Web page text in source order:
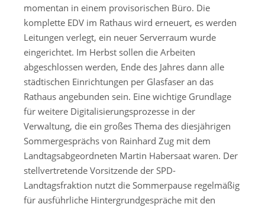
momentan in einem provisorischen Büro. Die
komplette EDV im Rathaus wird erneuert, es werden
Leitungen verlegt, ein neuer Serverraum wurde
eingerichtet. Im Herbst sollen die Arbeiten
abgeschlossen werden, Ende des Jahres dann alle
städtischen Einrichtungen per Glasfaser an das
Rathaus angebunden sein. Eine wichtige Grundlage
für weitere Digitalisierungsprozesse in der
Verwaltung, die ein großes Thema des diesjährigen
Sommergesprächs von Rainhard Zug mit dem
Landtagsabgeordneten Martin Habersaat waren. Der
stellvertretende Vorsitzende der SPD-
Landtagsfraktion nutzt die Sommerpause regelmäßig
für ausführliche Hintergrundgespräche mit den